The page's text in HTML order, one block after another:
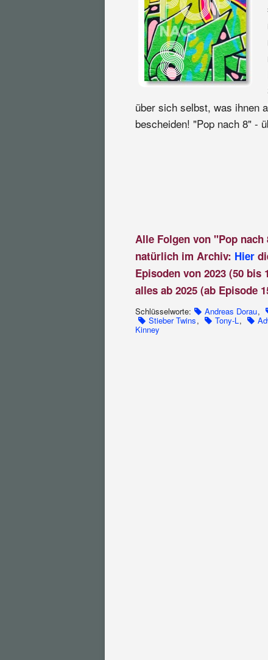
über sich selbst, was ihnen
bescheiden! "Pop nach 8" -
Alle Folgen von "Pop
natürlich im Archiv: Hier
Episoden von 2023 (50 bis
alles ab 2025 (ab Episode
Schlüsselworte: Andreas Dorau,
Stieber Twins, Tony-L,
Kinney